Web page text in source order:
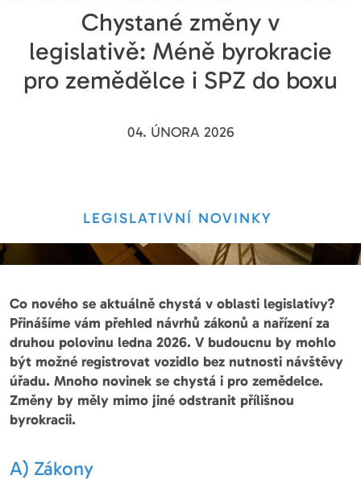
Chystané změny v
legislativě: Méně byrokracie
pro zemědělce i SPZ do boxu
04. ÚNORA 2026
LEGISLATIVNÍ NOVINKY
Co nového se aktuálně chystá v oblasti legislativy?
Přinášíme vám přehled návrhů zákonů a nařízení za
druhou polovinu ledna 2026. V budoucnu by mohlo
být možné registrovat vozidlo bez nutnosti návštěvy
úřadu. Mnoho novinek se chystá i pro zemědelce.
Změny by měly mimo jiné odstranit přílišnou
byrokracii.
A) Zákony